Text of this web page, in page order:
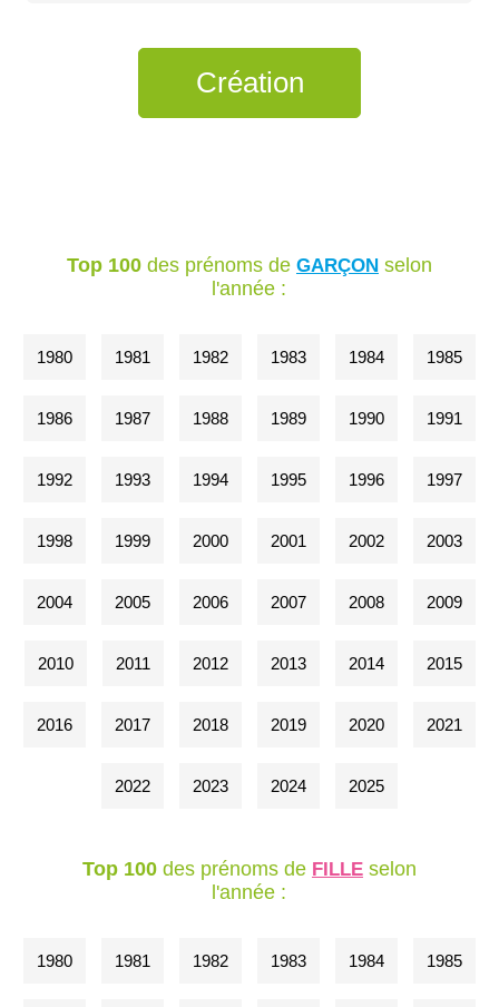
Top 100des prénoms de GARÇONselon
l'année :
1980 1981 1982 1983 1984 1985
1986 1987 1988 1989 1990 1991
1992 1993 1994 1995 1996 1997
1998 1999 2000 2001 2002 2003
2004 2005 2006 2007 2008 2009
2010 2011 2012 2013 2014 2015
2016 2017 2018 2019 2020 2021
2022 2023 2024 2025
Top 100des prénoms de FILLEselon
l'année :
1980 1981 1982 1983 1984 1985